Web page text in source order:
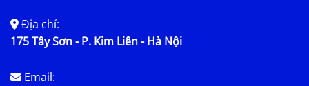
Địa chỉ:
175 Tây Sơn - P. Kim Liên - Hà Nội
Email: